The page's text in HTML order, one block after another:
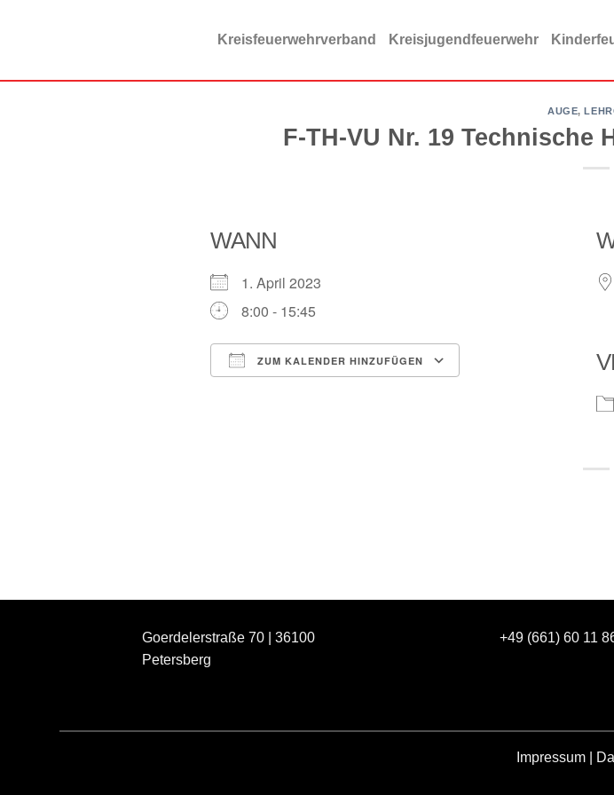
Kreisfeuerwehrverband Kreisjugendfeuerwehr
AUGE,
F-TH-VU Nr. 19
WANN
1. April 2023
8:00 - 15:45
ZUM KALENDER HINZUFÜGEN
Goerdelerstraße 70 | 36100
Petersberg
+49 (661) 60 11
Impressum